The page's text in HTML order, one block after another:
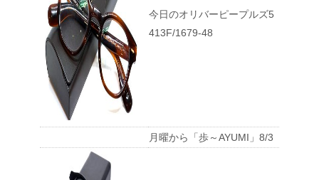
今日のオリバーピープルズ5
413F/1679-48
月曜から「歩～AYUMI」8/3